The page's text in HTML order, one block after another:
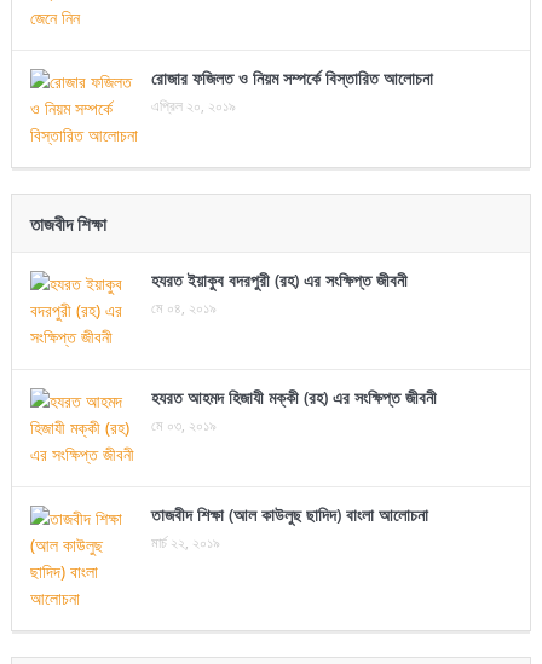
রোজার ফজিলত ও নিয়ম সম্পর্কে বিস্তারিত আলোচনা
এপ্রিল ২০, ২০১৯
তাজবীদ শিক্ষা
হযরত ইয়াকুব বদরপুরী (রহ) এর সংক্ষিপ্ত জীবনী
মে ০৪, ২০১৯
হযরত আহমদ হিজাযী মক্কী (রহ) এর সংক্ষিপ্ত জীবনী
মে ০৩, ২০১৯
তাজবীদ শিক্ষা (আল কাউলুছ ছাদিদ) বাংলা আলোচনা
মার্চ ২২, ২০১৯